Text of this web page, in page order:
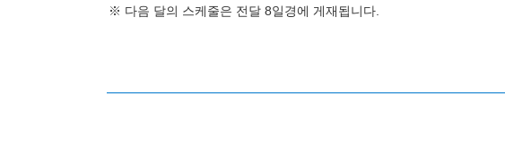
다음 달의 스케줄은 전달 8일경에 게재됩니다.